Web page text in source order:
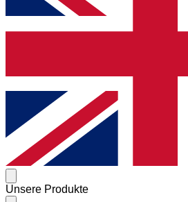
Unsere Produkte